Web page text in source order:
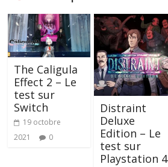
The Caligula
Effect 2 – Le
test sur
Switch
19 octobre
2021
0
Distraint
Deluxe
Edition – Le
test sur
Playstation 4